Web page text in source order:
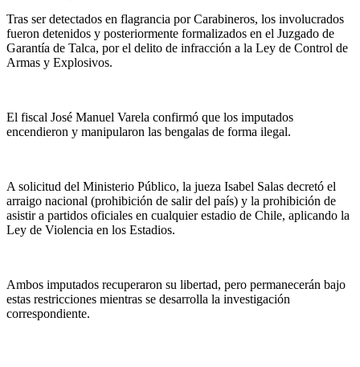
Tras ser detectados en flagrancia por Carabineros, los involucrados
fueron detenidos y posteriormente formalizados en el Juzgado de
Garantía de Talca, por el delito de infracción a la Ley de Control de
Armas y Explosivos.
El fiscal José Manuel Varela confirmó que los imputados
encendieron y manipularon las bengalas de forma ilegal.
A solicitud del Ministerio Público, la jueza Isabel Salas decretó el
arraigo nacional (prohibición de salir del país) y la prohibición de
asistir a partidos oficiales en cualquier estadio de Chile, aplicando la
Ley de Violencia en los Estadios.
Ambos imputados recuperaron su libertad, pero permanecerán bajo
estas restricciones mientras se desarrolla la investigación
correspondiente.